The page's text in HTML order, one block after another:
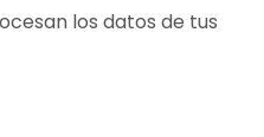
los datos de tus